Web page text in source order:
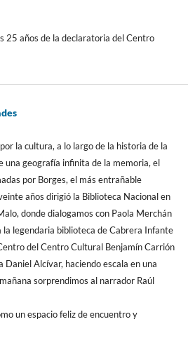
25 años de la declaratoria del Centro
la cultura, a lo largo de la historia de la
una geografía infinita de la memoria, el
por Borges, el más entrañable
años dirigió la Biblioteca Nacional en
donde dialogamos con Paola Merchán
legendaria biblioteca de Cabrera Infante
del Centro Cultural Benjamín Carrión
Alcívar, haciendo escala en una
sorprendimos al narrador Raúl
un espacio feliz de encuentro y